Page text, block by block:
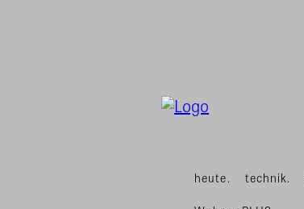
heute. technik.